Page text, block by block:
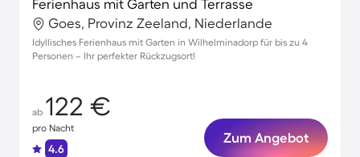
Ferienhaus mit Garten und Terrasse
Goes, Provinz Zeeland, Niederlande
Idyllisches Ferienhaus mit Garten in Wilhelminadorp für bis zu 4
Personen – Ihr perfekter Rückzugsort!
ab 122 €
pro Nacht
4.6
Zum Angebot